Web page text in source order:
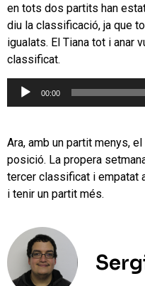
en tots dos partits han
diu la classificació, ja que
igualats. El Tiana tot i anar
classificat.
Reproductor
00:00
Ara, amb un partit menys,
posició. La propera
tercer classificat i empatat
i tenir un partit més.